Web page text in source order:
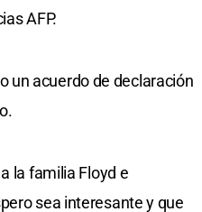
AFP.
un acuerdo de declaración
la familia Floyd e
sea interesante y que